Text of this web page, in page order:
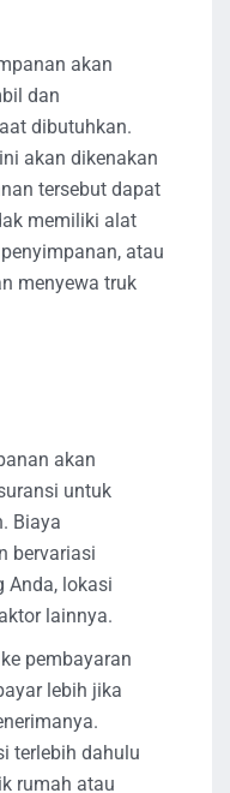
akan
dan
dibutuhkan.
akan dikenakan
tersebut dapat
memiliki alat
atau
menyewa truk
akan
untuk
Biaya
bervariasi
Anda, lokasi
lainnya.
pembayaran
lebih jika
terlebih dahulu
rumah atau